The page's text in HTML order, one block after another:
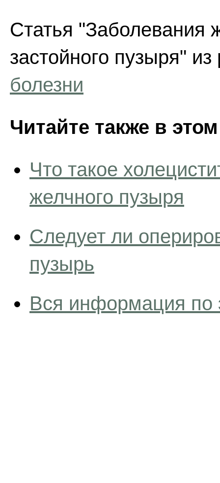
Статья "Заболевания
застойного пузыря"
болезни
Читайте также в
Что такое
желчного пузыря
Следует ли
пузырь
Вся информация по